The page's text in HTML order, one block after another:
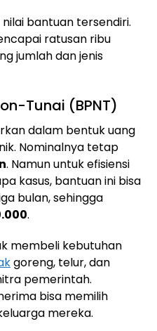
bantuan tersendiri.
ratusan ribu
jumlah dan jenis
Tunai (BPNT)
dalam bentuk uang
Nominalnya tetap
. Namun untuk efisiensi
kasus, bantuan ini bisa
bulan, sehingga
.
membeli kebutuhan
goreng, telur, dan
pemerintah.
bisa memilih
mereka.